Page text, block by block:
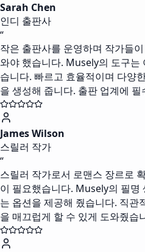
Sarah Chen
인디 출판사
“
작은 출판사를 운영하며 작가들
와야 했습니다. Musely의 도구는
습니다. 빠르고 효율적이며 다양
을 생성해 줍니다. 출판 업계에 필
James Wilson
스릴러 작가
“
스릴러 작가로서 로맨스 장르로
이 필요했습니다. Musely의 필명
는 옵션을 제공해 줬습니다. 직관
을 매끄럽게 할 수 있게 도와줬습